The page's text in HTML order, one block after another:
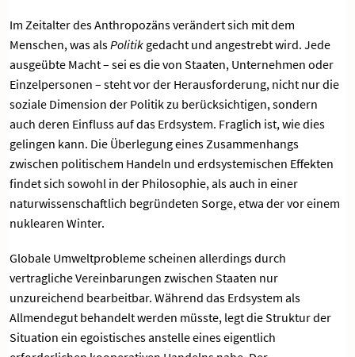
Im Zeitalter des Anthropozäns verändert sich mit dem
Menschen, was alsPolitik gedacht und angestrebt wird. Jede
ausgeübte Macht – sei es die von Staaten, Unternehmen oder
Einzelpersonen – steht vor der Herausforderung, nicht nur die
soziale Dimension der Politik zu berücksichtigen, sondern
auch deren Einfluss auf das Erdsystem. Fraglich ist, wie dies
gelingen kann. Die Überlegung eines Zusammenhangs
zwischen politischem Handeln und erdsystemischen Effekten
findet sich sowohl in der Philosophie, als auch in einer
naturwissenschaftlich begründeten Sorge, etwa der vor einem
nuklearen Winter.
Globale Umweltprobleme scheinen allerdings durch
vertragliche Vereinbarungen zwischen Staaten nur
unzureichend bearbeitbar. Während das Erdsystem als
Allmendegut behandelt werden müsste, legt die Struktur der
Situation ein egoistisches anstelle eines eigentlich